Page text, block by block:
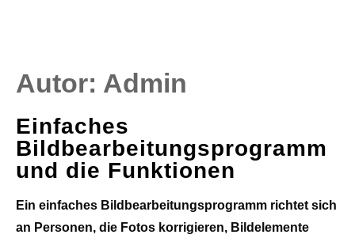
Autor: Admin
Einfaches
Bildbearbeitungsprogramm
und die Funktionen
Ein einfaches Bildbearbeitungsprogramm richtet sich
an Personen, die Fotos korrigieren, Bildelemente